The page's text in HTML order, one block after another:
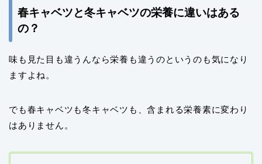
春キャベツと冬キャベツの栄養に違いはある
の？
味も見た目も違うんなら栄養も違うのというのも気になり
ますよね。
でも春キャベツも冬キャベツも、含まれる栄養素に変わり
はありません。